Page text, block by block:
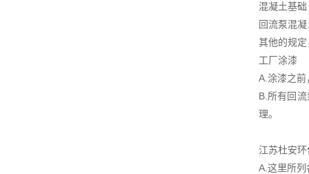
混凝土基础
回流泵混
其他的规
工厂涂漆
A.涂漆之
B.所有回
理。
江苏杜安
A.这里所